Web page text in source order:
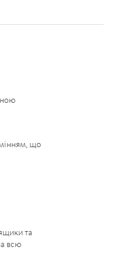
що
та
всю